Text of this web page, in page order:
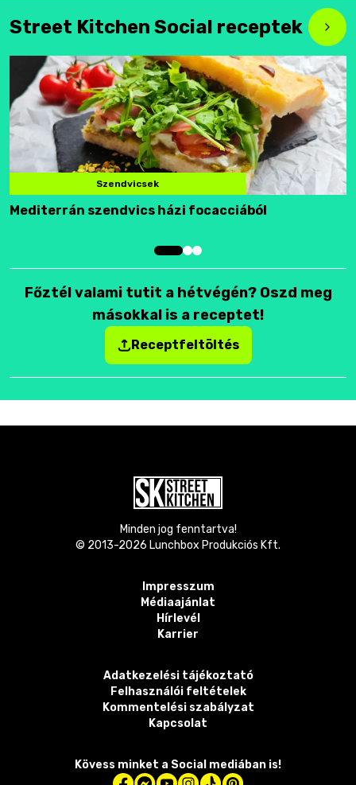
Street Kitchen Social receptek
Szendvicsek
Mediterrán szendvics házi focacciából
Főztél valami tutit a hétvégén? Oszd meg
másokkal is a receptet!
Receptfeltöltés
Minden jog fenntartva!
© 2013-2026 Lunchbox Produkciós Kft.
Impresszum
Médiaajánlat
Hírlevél
Karrier
Adatkezelési tájékoztató
Felhasználói feltételek
Kommentelési szabályzat
Kapcsolat
Kövess minket a Social mediában is!